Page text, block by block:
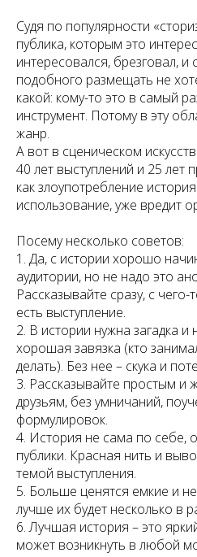
Судя по популярности
публика, которым это
интересовался, брезговал, и
подобного размещать не
какой: кому-то это в самый
инструмент. Потому в эту
жанр.
А вот в сценическом
40 лет выступлений и 25 лет
как злоупотребление
использование, уже вредит
Посему несколько советов:
1. Да, с истории хорошо
аудитории, но не надо это
Рассказывайте сразу, с
есть выступление.
2. В истории нужна загадка и
хорошая завязка (кто
делать). Без нее – скука и
3. Рассказывайте простым и
друзьям, без умничаний,
формулировок.
4. История не сама по себе,
публики. Красная нить и
темой выступления.
5. Больше ценятся емкие и
лучше их будет несколько в
6. Лучшая история – это
может возникнуть в любой